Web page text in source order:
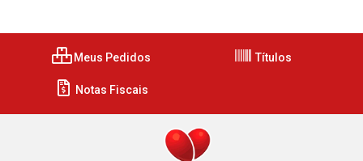
Meus Pedidos Títulos
Notas Fiscais